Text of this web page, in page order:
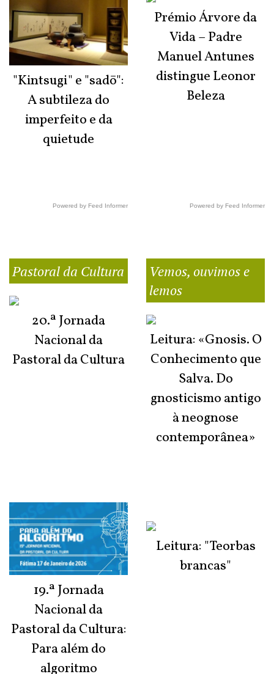
"Kintsugi" e "sadō":
A subtileza do
imperfeito e da
quietude
Powered by Feed Informer
Prémio Árvore da
Vida – Padre
Manuel Antunes
distingue Leonor
Beleza
Powered by Feed Informer
Pastoral da Cultura
20.ª Jornada
Nacional da
Pastoral da Cultura
19.ª Jornada
Nacional da
Pastoral da Cultura:
Para além do
algoritmo
Vemos, ouvimos e
lemos
Leitura: «Gnosis. O
Conhecimento que
Salva. Do
gnosticismo antigo
à neognose
contemporânea»
Leitura: "Teorbas
brancas"